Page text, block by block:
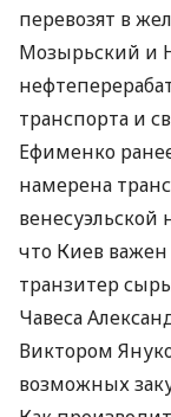
перевозят в
Мозырьский и
транспорта и
Ефименко
намерена
венесуэльской
что Киев важен
транзитер
Чавеса
Виктором
возможных